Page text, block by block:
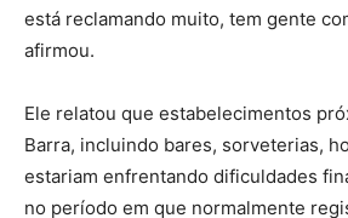
está reclamando muito, tem gente
afirmou.
Ele relatou que estabelecimentos
Barra, incluindo bares, sorveterias,
estariam enfrentando dificuldades
no período em que normalmente